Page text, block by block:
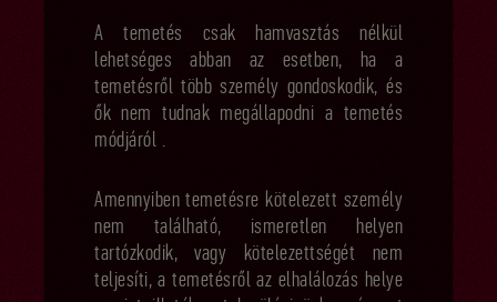
A temetés csak hamvasztás nélkül
lehetséges abban az esetben, ha a
temetésről több személy gondoskodik, és
ők nem tudnak megállapodni a temetés
módjáról .
Amennyiben temetésre kötelezett személy
nem található, ismeretlen helyen
tartózkodik, vagy kötelezettségét nem
teljesíti, a temetésről az elhalálozás helye